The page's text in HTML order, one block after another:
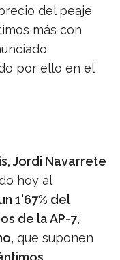
del peaje
más con
por ello en el
Jordi Navarrete
hoy al
1'67% del
de la AP-7,
, que suponen